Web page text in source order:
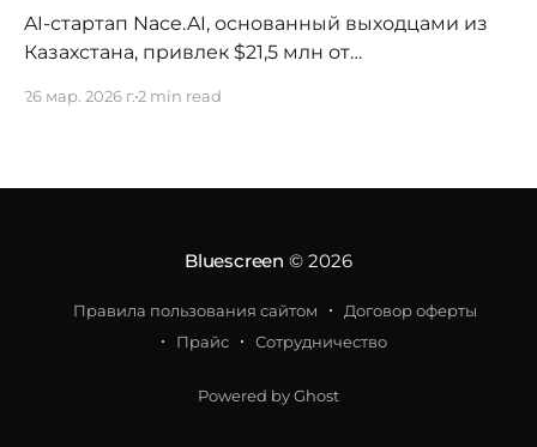
AI-стартап Nace.AI, основанный выходцами из
Казахстана, привлек $21,5 млн от
фонд General Catalyst — один из ключевых
месяцев — за это время
26 мар. 2026 г.2 min read
Bluescreen © 2026
Правила пользования сайтом
Договор оферты
Прайс
Сотрудничество
Powered by Ghost